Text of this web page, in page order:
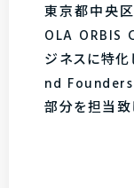
東京都中央区
OLA ORBIS
ジネスに特化
nd
部分を担当致